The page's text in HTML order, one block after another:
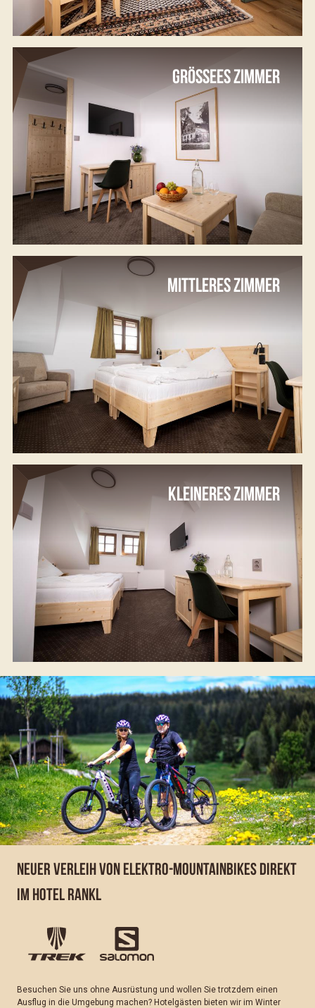
GRÖSSEES ZIMMER
MITTLERES ZIMMER
KLEINERES ZIMMER
NEUER VERLEIH VON ELEKTRO-MOUNTAINBIKES DIREKT
IM HOTEL RANKL
Besuchen Sie uns ohne Ausrüstung und wollen Sie trotzdem einen
Ausflug in die Umgebung machen? Hotelgästen bieten wir im Winter